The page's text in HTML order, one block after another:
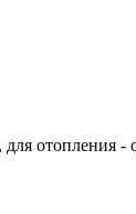
отопления -